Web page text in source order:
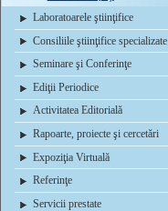
Laboratoarele ştiinţifice
Consiliile ştiinţifice specializate
Seminare şi Conferinţe
Ediţii Periodice
Activitatea Editorială
Rapoarte, proiecte şi cercetări
Expoziţia Virtuală
Referinţe
Servicii prestate